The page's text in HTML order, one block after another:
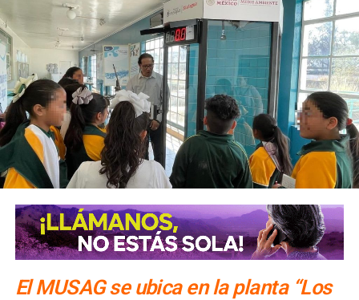
El MUSAG se ubica en la planta “Los